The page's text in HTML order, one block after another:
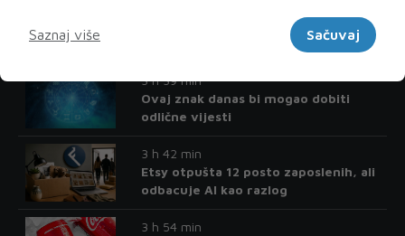
Saznaj više
Sačuvaj
osumnjičenog za prevaru tešku oko
3 h 39 min
Ovaj znak danas bi mogao dobiti
odlične vijesti
3 h 42 min
Etsy otpušta 12 posto zaposlenih, ali
odbacuje AI kao razlog
3 h 54 min